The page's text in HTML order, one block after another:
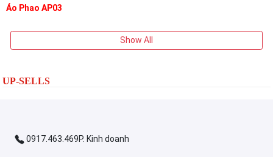
Áo Phao AP03
Show All
UP-SELLS
0917.463.469P. Kinh doanh